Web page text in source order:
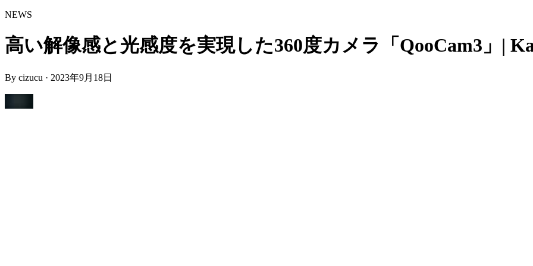
NEWS
高い解像感と光感度を実現した360度カメラ「QooCam3」|
By cizucu · 2023年9月18日